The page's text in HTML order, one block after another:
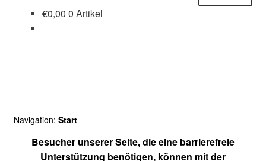
€0,00 0 Artikel
Navigation: Start
Besucher unserer Seite, die eine barrierefreie
Unterstützung benötigen, können mit der